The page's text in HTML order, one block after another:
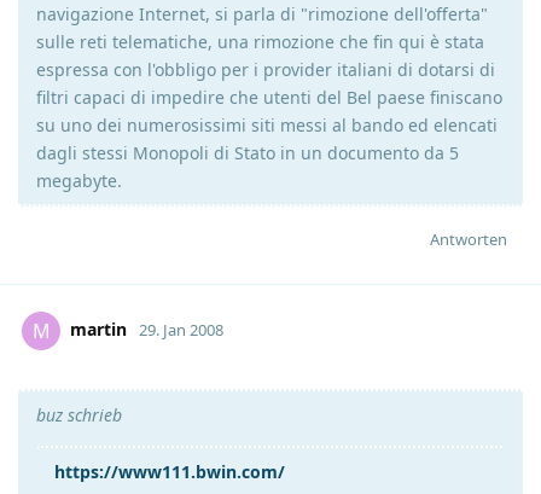
navigazione Internet, si parla di "rimozione dell'offerta"
sulle reti telematiche, una rimozione che fin qui è stata
espressa con l'obbligo per i provider italiani di dotarsi di
filtri capaci di impedire che utenti del Bel paese finiscano
su uno dei numerosissimi siti messi al bando ed elencati
dagli stessi Monopoli di Stato in un documento da 5
megabyte.
Antworten
M martin 29. Jan 2008
buz schrieb
https://www111.bwin.com/